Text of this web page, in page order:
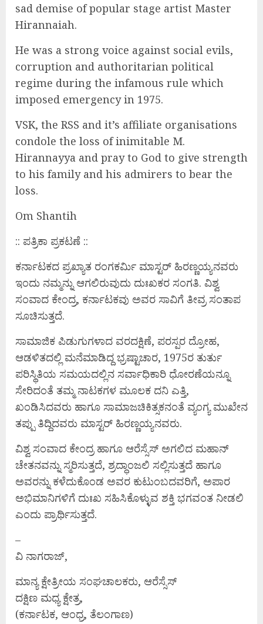
sad demise of popular stage artist Master
Hirannaiah.
He was a strong voice against social evils,
corruption and authoritarian political
regime during the infamous rule which
imposed emergency in 1975.
VSK, the RSS and it’s affiliate organisations
condole the loss of inimitable M.
Hirannayya and pray to God to give strength
to his family and his admirers to bear the
loss.
Om Shantih
:: ಪತ್ರಿಕಾ ಪ್ರಕಟಣೆ ::
ಕರ್ನಾಟಕದ ಪ್ರಖ್ಯಾತ ರಂಗಕರ್ಮಿ ಮಾಸ್ಟರ್ ಹಿರಣ್ಣಯ್ಯನವರು
ಇಂದು ನಮ್ಮನ್ನು ಆಗಲಿರುವುದು ದುಃಖಕರ ಸಂಗತಿ. ವಿಶ್ವ
ಸಂವಾದ ಕೇಂದ್ರ, ಕರ್ನಾಟಕವು ಅವರ ಸಾವಿಗೆ ತೀವ್ರ ಸಂತಾಪ
ಸೂಚಿಸುತ್ತದೆ.
ಸಾಮಾಜಿಕ ಪಿಡುಗುಗಳಾದ ವರದಕ್ಷಿಣೆ, ಪರಸ್ಪರ ದ್ರೋಹ,
ಆಡಳಿತದಲ್ಲಿ ಮನೆಮಾಡಿದ್ದ ಭ್ರಷ್ಟಾಚಾರ, 1975ರ ತುರ್ತು
ಪರಿಸ್ಥಿತಿಯ ಸಮಯದಲ್ಲಿನ ಸರ್ವಾಧಿಕಾರಿ ಧೋರಣೆಯನ್ನೂ
ಸೇರಿದಂತೆ ತಮ್ಮ ನಾಟಕಗಳ ಮೂಲಕ ದನಿ ಎತ್ತಿ,
ಖಂಡಿಸಿದವರು ಹಾಗೂ ಸಾಮಾಜಚಿಕಿತ್ಸಕನಂತೆ ವ್ಯಂಗ್ಯ ಮುಖೇನ
ತಪ್ಪು ತಿದ್ದಿದವರು ಮಾಸ್ಟರ್ ಹಿರಣ್ಣಯ್ಯನವರು.
ವಿಶ್ವ ಸಂವಾದ ಕೇಂದ್ರ ಹಾಗೂ ಆರೆಸ್ಸೆಸ್ ಅಗಲಿದ ಮಹಾನ್
ಚೇತನವನ್ನು ಸ್ಮರಿಸುತ್ತದೆ, ಶ್ರದ್ಧಾಂಜಲಿ ಸಲ್ಲಿಸುತ್ತದೆ ಹಾಗೂ
ಅವರನ್ನು ಕಳೆದುಕೊಂಡ ಅವರ ಕುಟುಂಬದವರಿಗೆ, ಅಪಾರ
ಅಭಿಮಾನಿಗಳಿಗೆ ದುಃಖ ಸಹಿಸಿಕೊಳ್ಳುವ ಶಕ್ತಿ ಭಗವಂತ ನೀಡಲಿ
ಎಂದು ಪ್ರಾರ್ಥಿಸುತ್ತದೆ.
–
ವಿ ನಾಗರಾಜ್,
ಮಾನ್ಯ ಕ್ಷೇತ್ರೀಯ ಸಂಘಚಾಲಕರು, ಆರೆಸ್ಸೆಸ್
ದಕ್ಷಿಣ ಮಧ್ಯ ಕ್ಷೇತ್ರ,
(ಕರ್ನಾಟಕ, ಆಂಧ್ರ, ತೆಲಂಗಾಣ)